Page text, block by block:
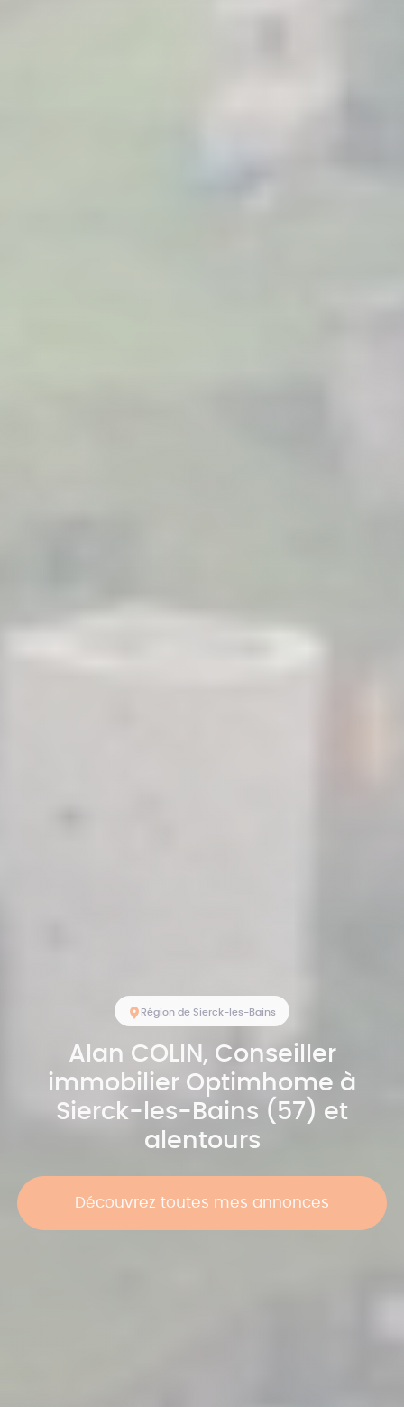
Région de Sierck-les-Bains
Alan COLIN , Conseiller
immobilier Optimhome à
Sierck-les-Bains (57) et
alentours
Découvrez toutes mes annonces